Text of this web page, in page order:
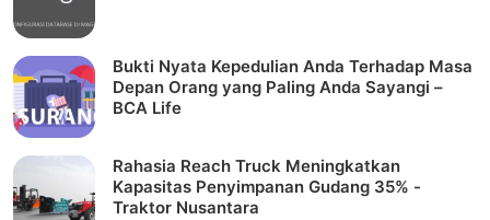
Bukti Nyata Kepedulian Anda Terhadap Masa
Depan Orang yang Paling Anda Sayangi –
BCA Life
Rahasia Reach Truck Meningkatkan
Kapasitas Penyimpanan Gudang 35% -
Traktor Nusantara